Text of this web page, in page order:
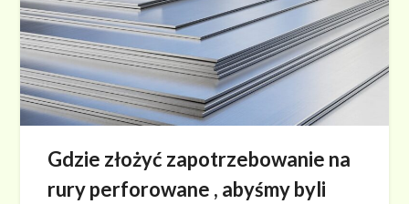
Gdzie złożyć zapotrzebowanie na
rury perforowane , abyśmy byli